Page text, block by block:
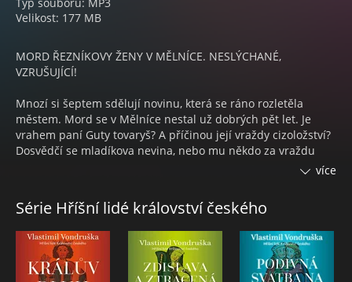
Velikost: 177 MB
MORD ŘEZNÍKOVY ŽENY V MĚLNÍCE. NESLÝCHANÉ,
VZRUŠUJÍCÍ!
Mnozí si šeptem sdělují novinu, která se ráno rozletěla
městem. Mord se v Mělníce nestal už dobrých pět let. Je
vrahem paní Guty tovaryš? A příčinou její vraždy cizoložství?
Dosvědčí se mladíkova nevina, nebo mu někdo za vraždu
ochránit. Jak by ne, když smysl pro pravdu, čest a logické
uvažování zdědili po svém otci.
VLASTIMIL VONDRUŠKA
Český historik, publicista a spisovatel, autor mnoha
více
Série Hříšní lidé království českého